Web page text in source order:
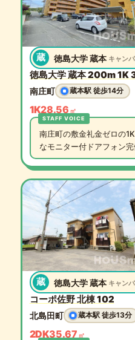
蔵 徳島大学 蔵本 キャン
徳島大学 蔵本 200m 1K
南庄町 蔵本駅 徒歩14分
1K28.56 ㎡
南庄町の敷金礼金ゼロの
なモニター付ドアフォン完
蔵 徳島大学 蔵本 キャン
コーポ佐野 北棟 102
北島田町 蔵本駅 徒歩13分
2DK35.67 ㎡